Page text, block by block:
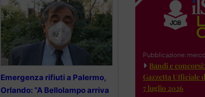
Emergenza rifiuti a Palermo,
Orlando: “A Bellolampo arriva
Pubblicazione:
Bandi e
Gazzetta Ufficiale
7 luglio 2026